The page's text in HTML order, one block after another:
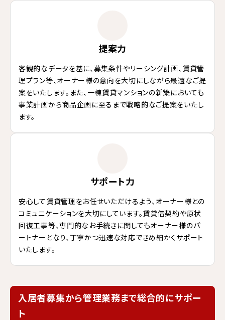
提案力
客観的なデータを基に、募集条件やリーシング計画、賃貸管
理プラン等、オーナー様の意向を大切にしながら最適なご提
案をいたします。また、一棟賃貸マンションの新築においても
事業計画から商品企画に至るまで戦略的なご提案をいたし
ます。
サポート力
安心して賃貸管理をお任せいただけるよう、オーナー様との
コミュニケーションを大切にしています。賃貸借契約や原状
回復工事等、専門的なお手続きに関してもオーナー様のパ
ートナーとなり、丁寧かつ迅速な対応できめ細かくサポート
いたします。
入居者募集から管理業務まで総合的にサポー
ト